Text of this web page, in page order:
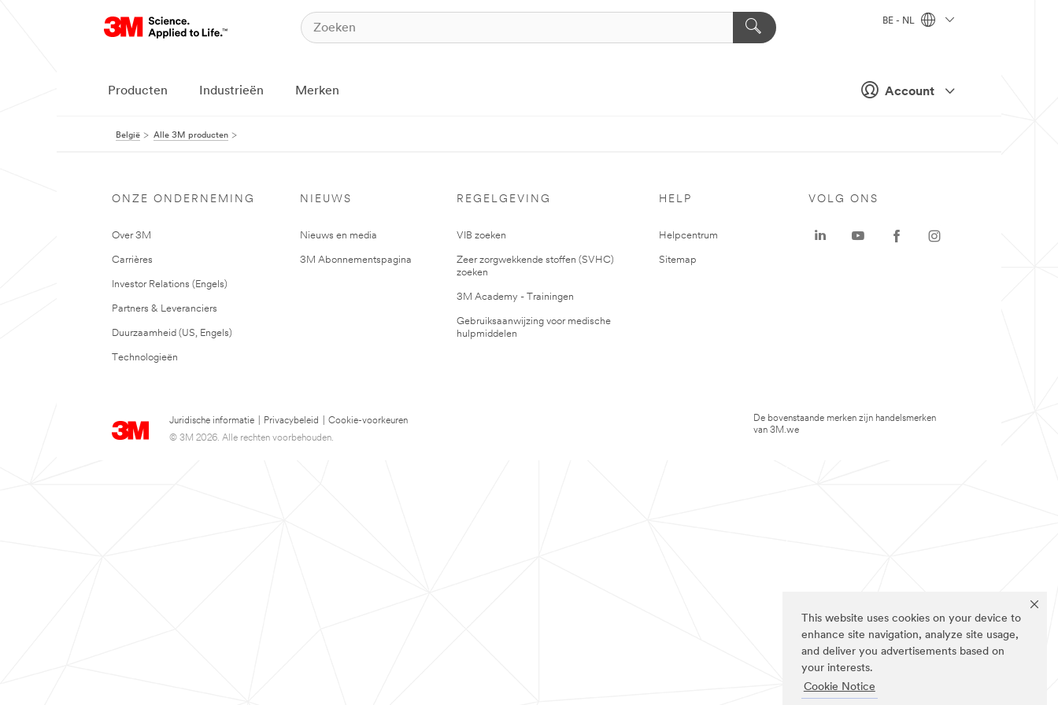
This website uses cookies on your device to
enhance site navigation, analyze site usage,
and deliver you advertisements based on
your interests.
Cookie Notice
Account
BE - NL
Producten Industrieën Merken
België Alle 3M producten
ONZE ONDERNEMING
Over 3M
Carrières
Investor Relations (Engels)
Partners & Leveranciers
Duurzaamheid (US, Engels)
Technologieën
NIEUWS
Nieuws en media
3M Abonnementspagina
REGELGEVING
VIB zoeken
Zeer zorgwekkende stoffen (SVHC)
zoeken
3M Academy - Trainingen
Gebruiksaanwijzing voor medische
hulpmiddelen
HELP
Helpcentrum
Sitemap
Juridische informatie Privacybeleid
Cookie-voorkeuren
© 3M 2026. Alle rechten voorbehouden.
VOLG ONS
De bovenstaande merken zijn handelsmerken
van 3M.we